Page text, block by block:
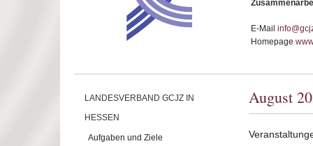
E-Mail
Homepage
LANDESVERBAND GCJZ IN
HESSEN
Aufgaben und Ziele
August